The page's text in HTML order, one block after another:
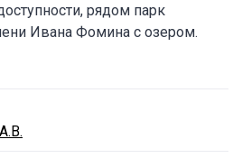
рядом парк
Ивана Фомина с озером.